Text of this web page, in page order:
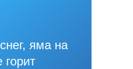
яма на
горит